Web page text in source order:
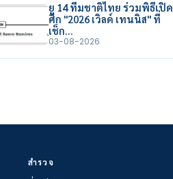
ยู 14 ทีมชาติไทย ร่วมพิธีเปิด
ศึก "2026 เวิลด์ เทนนิส" ที่
เช็ก…
03-08-2026
สำรวจ